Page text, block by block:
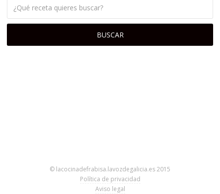
© lacocinadefrabisa.lavozdegalicia.es 2015
Política de privacidad
Aviso legal